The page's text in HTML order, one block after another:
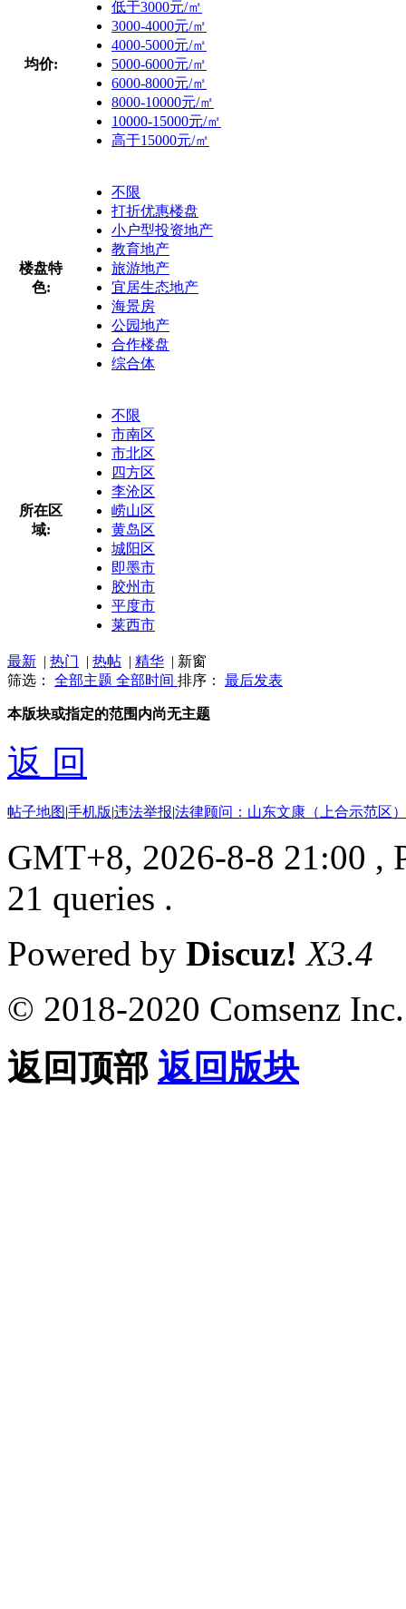
均价:
低于3000元/㎡
3000-4000元/㎡
4000-5000元/㎡
5000-6000元/㎡
6000-8000元/㎡
8000-10000元/㎡
10000-15000元/㎡
高于15000元/㎡
楼盘特
色:
不限
打折优惠楼盘
小户型投资地产
教育地产
旅游地产
宜居生态地产
海景房
公园地产
合作楼盘
综合体
所在区
域:
不限
市南区
市北区
四方区
李沧区
崂山区
黄岛区
城阳区
即墨市
胶州市
平度市
莱西市
最新 | 热门 | 热帖 | 精华 | 新窗
筛选： 全部主题 全部时间 排序： 最后发表
本版块或指定的范围内尚无主题
返 回
帖子地图|手机版|违法举报|法律顾问：山东文康（上合示范区
GMT+8, 2026-8-8 21:00 ,
21 queries .
Powered by Discuz! X3.4
© 2018-2020 Comsenz Inc.
返回顶部 返回版块